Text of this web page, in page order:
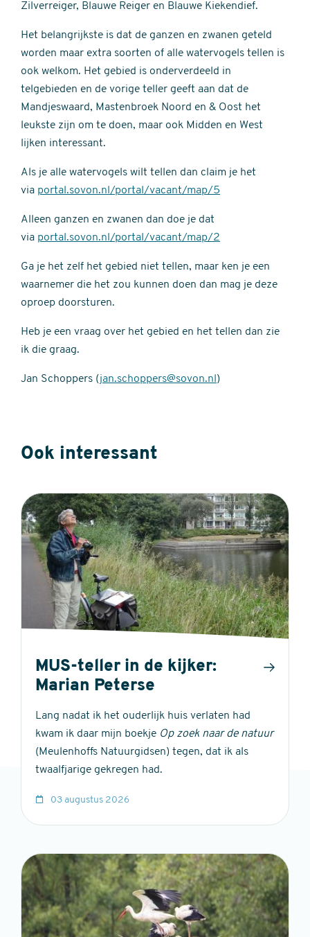
Zilverreiger, Blauwe Reiger en Blauwe Kiekendief.
Het belangrijkste is dat de ganzen en zwanen geteld
worden maar extra soorten of alle watervogels tellen is
ook welkom. Het gebied is onderverdeeld in
telgebieden en de vorige teller geeft aan dat de
Mandjeswaard, Mastenbroek Noord en & Oost het
leukste zijn om te doen, maar ook Midden en West
lijken interessant.
Als je alle watervogels wilt tellen dan claim je het
via portal.sovon.nl/portal/vacant/map/5
Alleen ganzen en zwanen dan doe je dat
via portal.sovon.nl/portal/vacant/map/2
Ga je het zelf het gebied niet tellen, maar ken je een
waarnemer die het zou kunnen doen dan mag je deze
oproep doorsturen.
Heb je een vraag over het gebied en het tellen dan zie
ik die graag.
Jan Schoppers (jan.schoppers@sovon.nl)
Ook interessant
MUS-teller in de kijker:
Marian Peterse
Lang nadat ik het ouderlijk huis verlaten had
kwam ik daar mijn boekje Op zoek naar de natuur
(Meulenhoffs Natuurgidsen) tegen, dat ik als
twaalfjarige gekregen had.
03 augustus 2026